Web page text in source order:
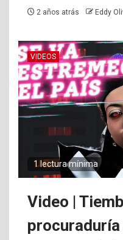
2 años atrás Eddy
VIDEOS
1 lectura mínima
Video |
procuraduría